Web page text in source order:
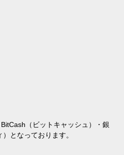
（ビットキャッシュ）・銀
となっております。